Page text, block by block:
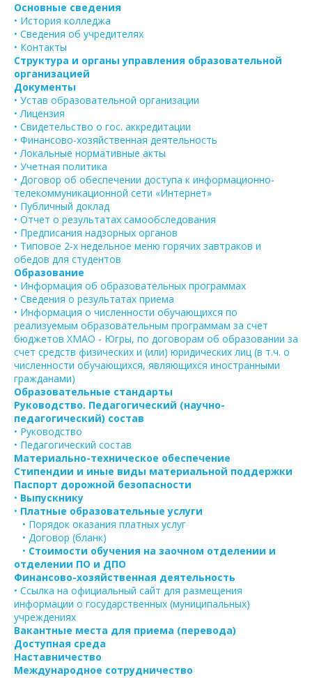
Основные сведения
• История колледжа
• Сведения об учредителях
• Контакты
Структура и органы управления образовательной
организацией
Документы
• Устав образовательной организации
• Лицензия
• Свидетельство о гос. аккредитации
• Финансово-хозяйственная деятельность
• Локальные нормативные акты
• Учетная политика
• Договор об обеспечении доступа к информационно-
телекоммуникационной сети «Интернет»
• Публичный доклад
• Отчет о результатах самообследования
• Предписания надзорных органов
• Типовое 2-х недельное меню горячих завтраков и
обедов для студентов
Образование
• Информация об образовательных программах
• Сведения о результатах приема
• Информация о численности обучающихся по
реализуемым образовательным программам за счет
бюджетов ХМАО - Югры, по договорам об образовании за
счет средств физических и (или) юридических лиц (в т.ч. о
численности обучающихся, являющихся иностранными
гражданами)
Образовательные стандарты
Руководство. Педагогический (научно-
педагогический) состав
• Руководство
• Педагогический состав
Материально-техническое обеспечение
Стипендии и иные виды материальной поддержки
Паспорт дорожной безопасности
• Выпускнику
• Платные образовательные услуги
• Порядок оказания платных услуг
• Договор (бланк)
• Стоимости обучения на заочном отделении и
отделении ПО и ДПО
Финансово-хозяйственная деятельность
• Ссылка на официальный сайт для размещения
информации о государственных (муниципальных)
учреждениях
Вакантные места для приема (перевода)
Доступная среда
Наставничество
Международное сотрудничество